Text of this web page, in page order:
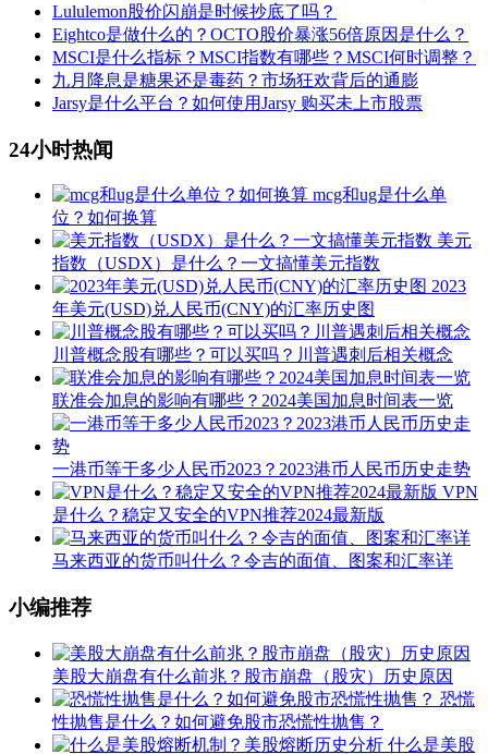
Lululemon股价闪崩是时候抄底了吗？
Eightco是做什么的？OCTO股价暴涨56倍原因是什么？
MSCI是什么指标？MSCI指数有哪些？MSCI何时调整？
九月降息是糖果还是毒药？市场狂欢背后的通膨
Jarsy是什么平台？如何使用Jarsy 购买未上市股票
24小时热闻
mcg和ug是什么单
位？如何换算
美元
指数（USDX）是什么？一文搞懂美元指数
2023
年美元(USD)兑人民币(CNY)的汇率历史图
川普概念股有哪些？可以买吗？川普遇刺后相关概念
联准会加息的影响有哪些？2024美国加息时间表一览
一港币等于多少人民币2023？2023港币人民币历史走势
VPN
是什么？稳定又安全的VPN推荐2024最新版
马来西亚的货币叫什么？令吉的面值、图案和汇率详
小编推荐
美股大崩盘有什么前兆？股市崩盘（股灾）历史原因
恐慌
性抛售是什么？如何避免股市恐慌性抛售？
什么是美股